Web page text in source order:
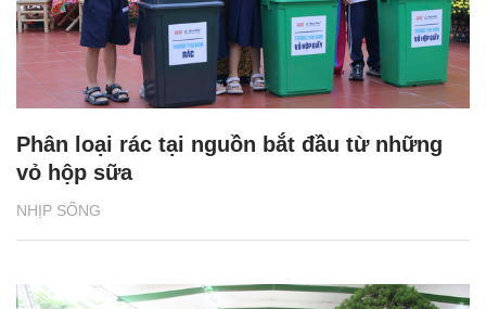
NHỊP SỐNG
Phân loại rác tại nguồn bắt đầu từ những
vỏ hộp sữa